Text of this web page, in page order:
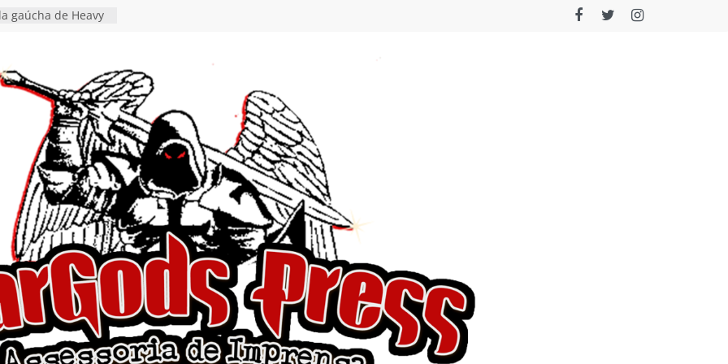
gaúcha de Heavy
A. Romero
detalha a
Rig” definitivo
Hell’s Heroes
de guitar & bass
“Eclipse”, segundo
“Dreaming”
a
e a artificialidade
e videoclipe de